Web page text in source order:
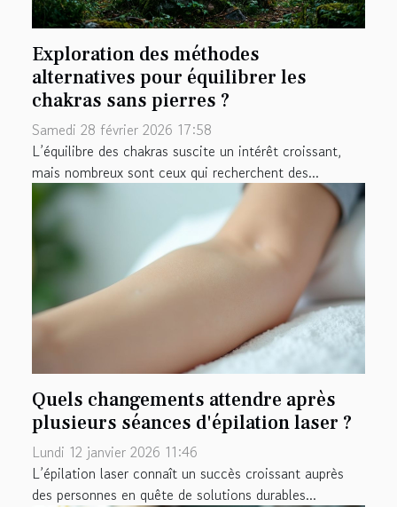
Exploration des méthodes
alternatives pour équilibrer les
chakras sans pierres ?
Samedi 28 février 2026 17:58
L’équilibre des chakras suscite un intérêt croissant,
mais nombreux sont ceux qui recherchent des...
Quels changements attendre après
plusieurs séances d'épilation laser ?
Lundi 12 janvier 2026 11:46
L’épilation laser connaît un succès croissant auprès
des personnes en quête de solutions durables...